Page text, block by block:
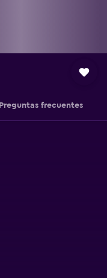
Preguntas frecuentes